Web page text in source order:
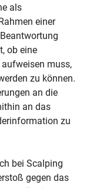
als
einer
ob eine
muss,
zu können.
an die
an das
zu
bei Scalping
gegen das